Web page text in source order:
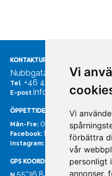
Vi
Vi
förbättra
vår
personligt
annonser,
Dekorationer och
Grimskaftlinor, mönsterlina inom
KONTAKTUPPGIFTER
Nubbgatan 7, 211 24 Malmö
Tel +46 40185561
E-post info@bachmans.se
ÖPPETTIDER
Mån-Fre: 07:00 - 16:00
Facebook: facebook.com/
Instagram: instagram.com/
GPS KOORDINATER